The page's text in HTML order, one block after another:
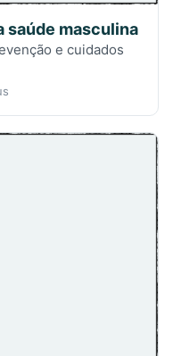
saúde masculina
e cuidados